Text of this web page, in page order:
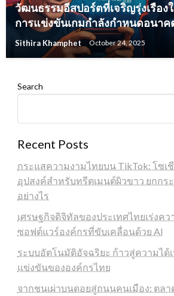
วัฒนธรรมอีสปอร์ตที่เจริญรุ่งเรือง
การแข่งขันเกมกำลังกำหนดอนาค
Sithira Khamphet October 24, 2025
Search
Recent Posts
กระแสความงามไทยบน TikTok: โซเ
อุปสงค์สำหรับทรีตเมนต์ผิวขาว ยกกร
อย่างไร
เศรษฐกิจดิจิทัลของประเทศไทยเร่งค
ซอฟต์แวร์องค์กรที่ขับเคลื่อนด้วย AI
ระบบอัตโนมัติอัจฉริยะ ก้าวสู่ความได้
แข่งขันขององค์กรไทย
จากชนเผ่าบนดอยสู่ถนนคนเมือง: ตลา